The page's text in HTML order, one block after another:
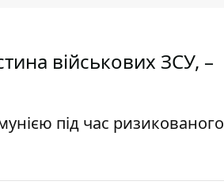
військових ЗСУ, –
під час ризикованого